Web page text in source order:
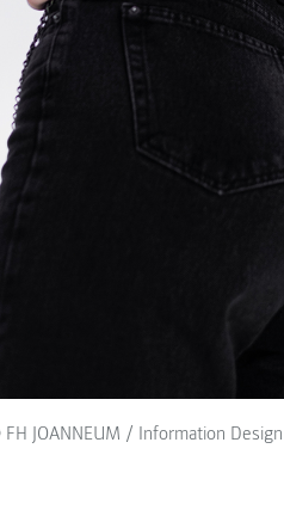
JOANNEUM / Information Design